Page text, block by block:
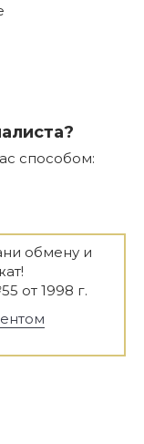
способом:
обмену и
от 1998 г.